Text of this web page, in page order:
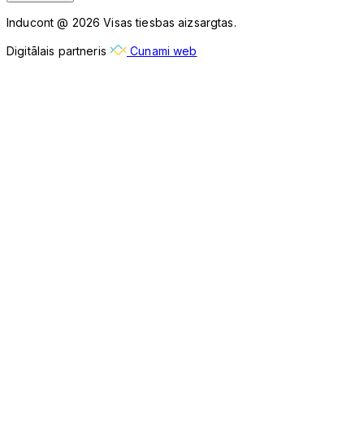
Inducont @ 2026 Visas tiesbas aizsargtas.
Digitālais partneris Cunami web